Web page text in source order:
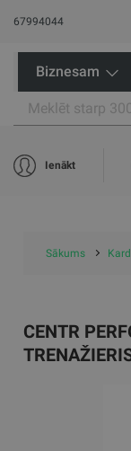
67994044
Biznesam
Ienākt
Sākums
CENTR